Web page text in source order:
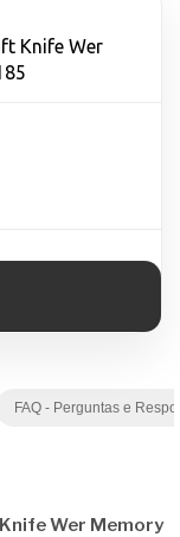
Knife Wer
FAQ - Perguntas e
Wer Memory